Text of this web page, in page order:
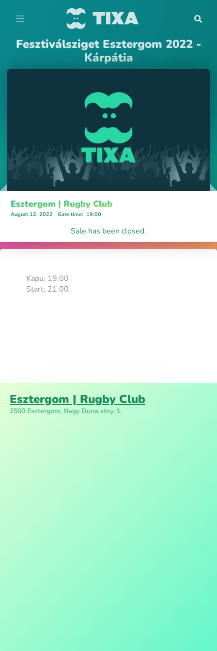
Fesztiválsziget Esztergom 2022 -
Kárpátia
Esztergom | Rugby Club
August 12, 2022 Gate time: 19:00
Sale has been closed.
Kapu: 19:00
Start: 21.00
Esztergom | Rugby Club
2500 Esztergom, Nagy Duna stny. 1.